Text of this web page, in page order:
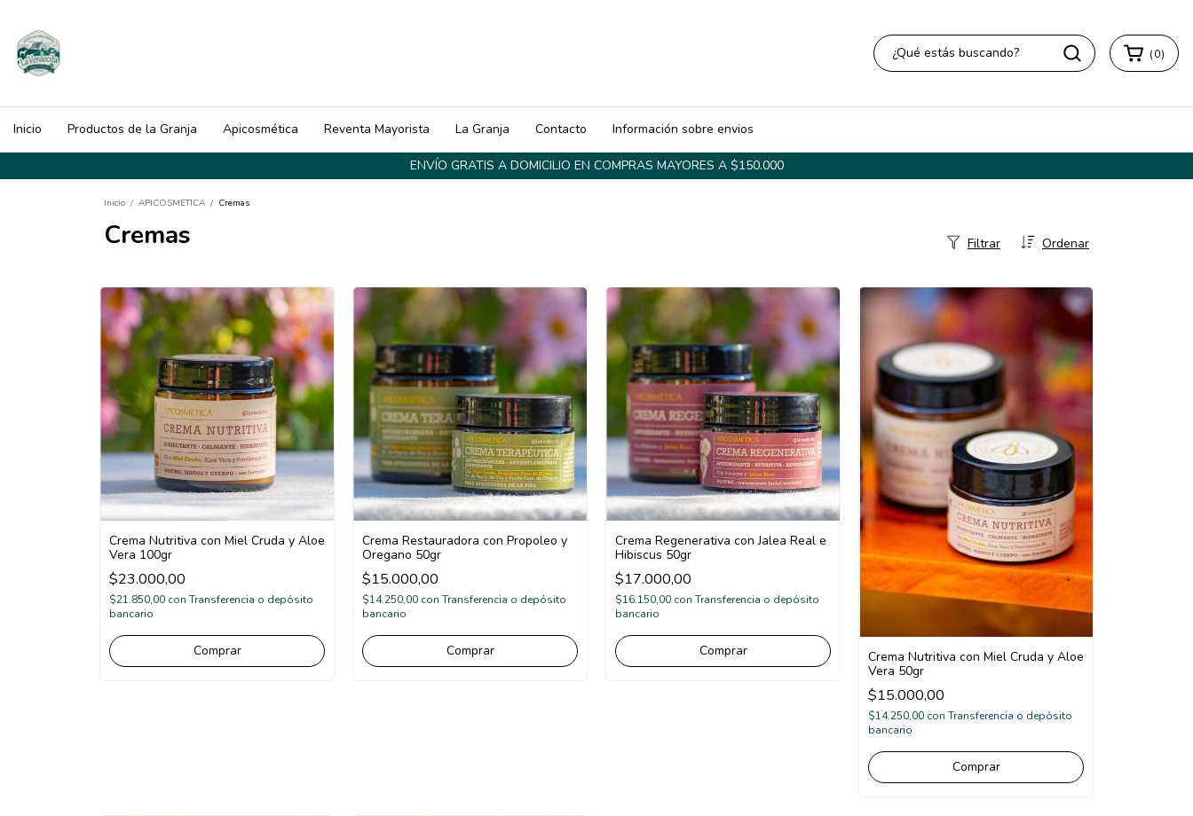
ENVÍO GRATIS A DOMICILIO EN COMPRAS MAYORES A $150.000
(0)
Inicio Productos de la Granja Apicosmética Reventa Mayorista La Granja Contacto Información sobre envios
Inicio / APICOSMETICA / Cremas
Cremas Ordenar
Filtrar
Crema Nutritiva con Miel Cruda y Aloe
Vera 100gr
$23.000,00
$21.850,00 con Transferencia o depósito
bancario
Crema Restauradora con Propoleo y
Oregano 50gr
$15.000,00
$14.250,00 con Transferencia o depósito
bancario
Crema Regenerativa con Jalea Real e
Hibiscus 50gr
$17.000,00
$16.150,00 con Transferencia o depósito
bancario
Crema Nutritiva con Miel Cruda y Aloe
Vera 50gr
$15.000,00
$14.250,00 con Transferencia o depósito
bancario